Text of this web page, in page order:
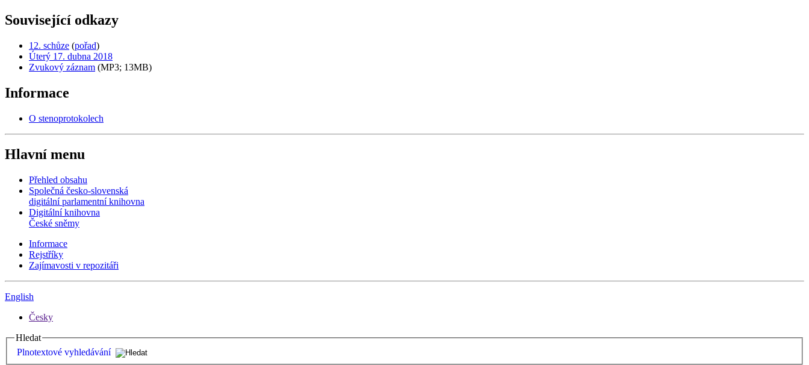
Související odkazy
12. schůze (pořad)
Úterý 17. dubna 2018
Zvukový záznam (MP3; 13MB)
Informace
O stenoprotokolech
Hlavní menu
Přehled obsahu
Společná česko-slovenská
digitální parlamentní knihovna
Digitální knihovna
České sněmy
Informace
Rejstříky
Zajímavosti v repozitáři
English
Česky
Hledat
Plnotextové vyhledávání